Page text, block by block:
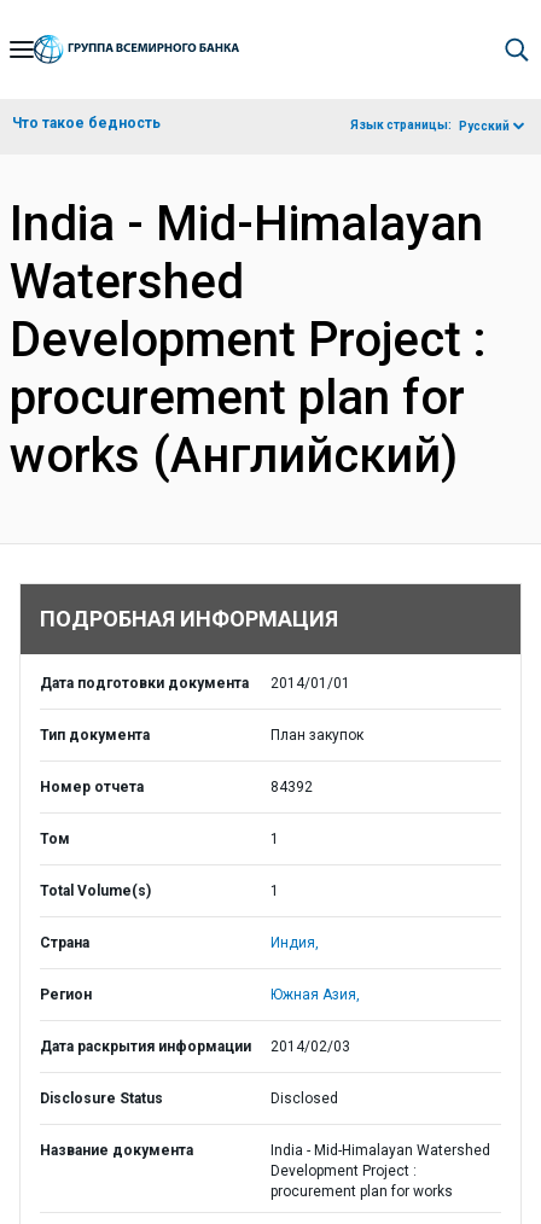
Skip
Navigation
Что такое бедность Язык страницы: Русский
India - Mid-Himalayan
Watershed
Development Project :
procurement plan for
works (Английский)
ПОДРОБНАЯ ИНФОРМАЦИЯ
Дата подготовки документа 2014/01/01
Тип документа План закупок
Номер отчета 84392
Том 1
Total Volume(s) 1
Страна Индия,
Регион Южная Азия,
Дата раскрытия информации 2014/02/03
Disclosure Status Disclosed
Название документа
India - Mid-Himalayan Watershed
Development Project :
procurement plan for works